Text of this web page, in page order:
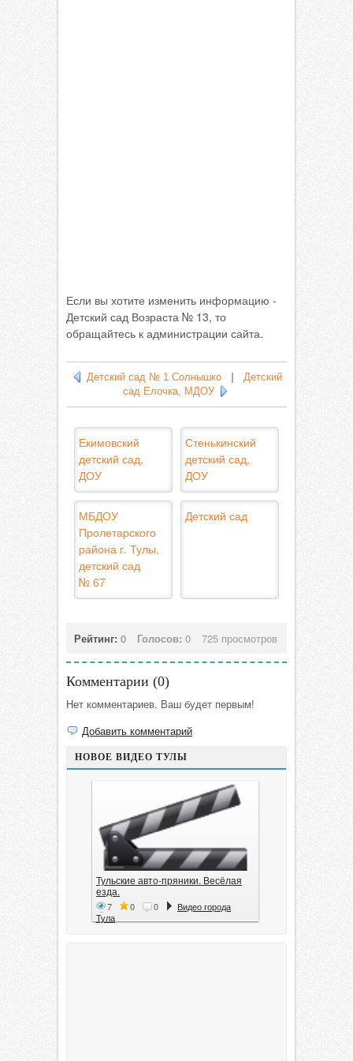
Если вы хотите изменить информацию -
Детский сад Возраста № 13, то
обращайтесь к администрации сайта.
Детский сад № 1 Солнышко
Детский
сад Елочка, МДОУ
Екимовский
детский сад,
ДОУ
Стенькинский
детский сад,
ДОУ
МБДОУ
Пролетарского
района г. Тулы,
детский сад
№ 67
Детский сад
Рейтинг: 0 Голосов: 0 725 просмотров
Комментарии (0)
Нет комментариев. Ваш будет первым!
Добавить комментарий
НОВОЕ ВИДЕО ТУЛЫ
Тульские авто-пряники. Весёлая
езда.
7 0 0
Видео города
Тула